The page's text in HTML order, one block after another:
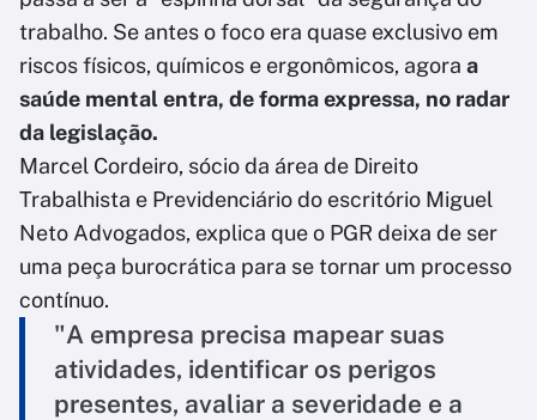
trabalho. Se antes o foco era quase exclusivo em
riscos físicos, químicos e ergonômicos, agora a
saúde mental entra, de forma expressa, no radar
da legislação.
Marcel Cordeiro, sócio da área de Direito
Trabalhista e Previdenciário do escritório Miguel
Neto Advogados, explica que o PGR deixa de ser
uma peça burocrática para se tornar um processo
contínuo.
"A empresa precisa mapear suas
atividades, identificar os perigos
presentes, avaliar a severidade e a